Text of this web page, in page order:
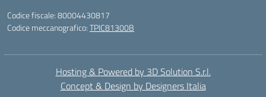
Codice fiscale: 80004430817
Codice meccanografico:TPIC81300B
Hosting & Powered by 3D Solution S.r.l.
Concept & Design by Designers Italia